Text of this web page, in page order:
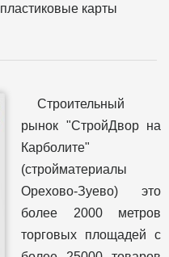
пластиковые карты
Строительный
рынок "СтройДвор на
Карболите"
(стройматериалы
Орехово-Зуево) это
более 2000 метров
торговых площадей с